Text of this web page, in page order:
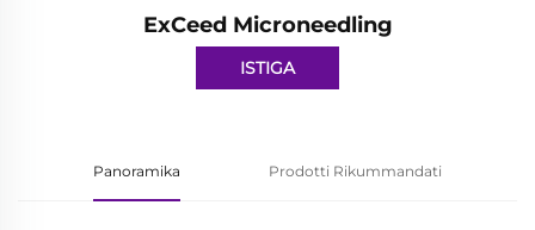
ExCeed Microneedling
ISTIGA
Panoramika Prodotti Rikummandati